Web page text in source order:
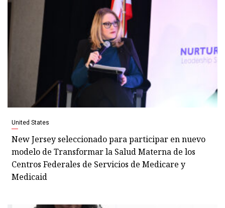
United States
New Jersey seleccionado para participar en nuevo
modelo de Transformar la Salud Materna de los
Centros Federales de Servicios de Medicare y
Medicaid